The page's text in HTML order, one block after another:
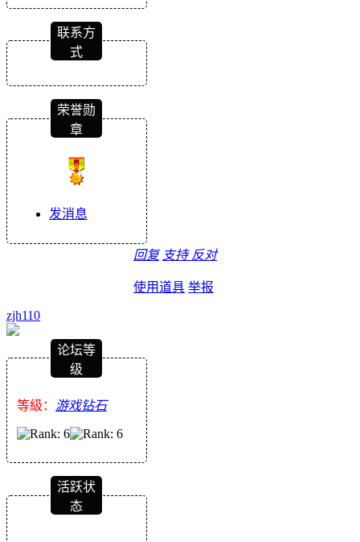
联系方
式
荣誉勋
章
发消息
回复 支持 反对
使用道具 举报
zjh110
论坛等
级
等級： 游戏钻石
活跃状
态